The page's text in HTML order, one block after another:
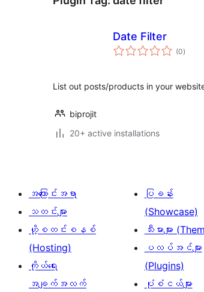
Date Filter
(0total
ratings
)
List out posts/products in your
biprojit
20+ active installations
အကြောင်းအရာ
သတင်းများ
ဟို့စတင်းစနစ်
(Hosting)
ကိုယ်ရေး
အချက်အလက်
ပြခန်း
(Showcase)
သီးမားများ
ပလပ်အင်များ
(Plugins)
ပုံစံငယ်များ